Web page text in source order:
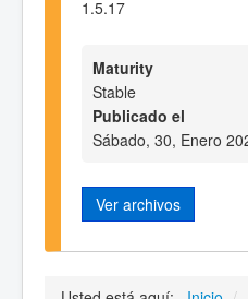
1.5.17
Maturity
Stable
Publicado el
Sábado, 30, Enero
Ver archivos